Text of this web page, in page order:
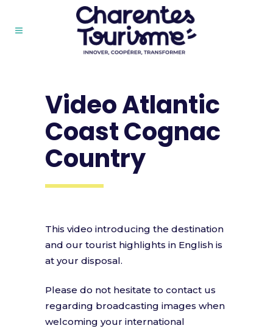
Video Atlantic
Coast Cognac
Country
This video introducing the destination
and our tourist highlights in English is
at your disposal.
Please do not hesitate to contact us
regarding broadcasting images when
welcoming your international